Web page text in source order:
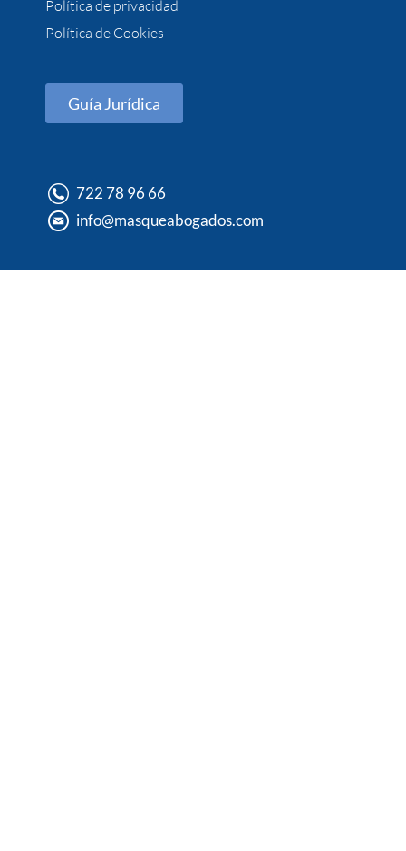
Política de privacidad
Política de Cookies
Guía Jurídica
722 78 96 66
info@masqueabogados.com